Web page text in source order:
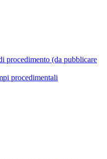
procedimento (da pubblicare
procedimentali